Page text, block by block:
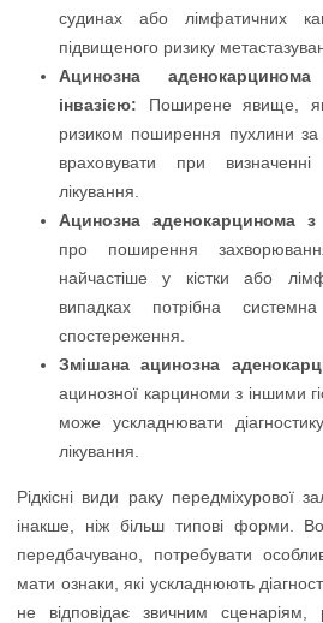
судинах або лімфатичних
підвищеного ризику
Ацинозна
інвазією: Поширене явище,
ризиком поширення пухлини
враховувати при
лікування.
Ацинозна аденокарцинома з
про поширення
найчастіше у кістки або
випадках потрібна
спостереження.
Змішана ацинозна
ацинозної карциноми з іншими
може ускладнювати
лікування.
Рідкісні види раку передміхурової
інакше, ніж більш типові форми.
передбачувано, потребувати
мати ознаки, які ускладнюють
не відповідає звичним сценаріям,